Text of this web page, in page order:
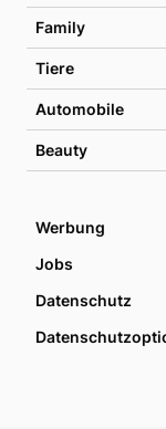
Family
Tiere
Automobile
Beauty
Werbung
Jobs
Datenschutz